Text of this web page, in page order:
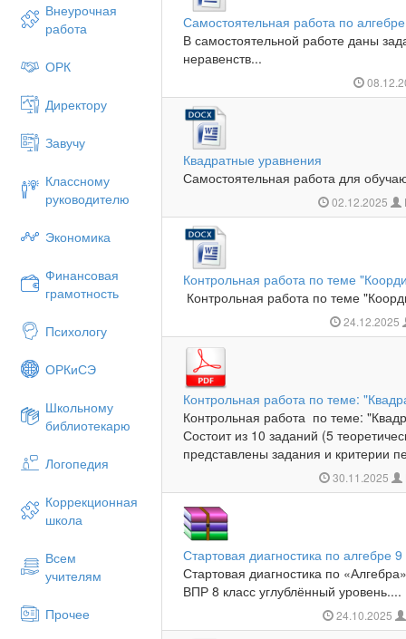
Внеурочная
работа
ОРК
Директору
Завучу
Классному
руководителю
Экономика
Финансовая
грамотность
Психологу
ОРКиСЭ
Школьному
библиотекарю
Логопедия
Коррекционная
школа
Всем
учителям
Прочее
Самостоятельная работа по
В самостоятельной работе даны
неравенств...
Квадратные уравнения
Самостоятельная работа для
02.12.2025
Контрольная работа по теме
Контрольная работа по теме
24.12.2025
Контрольная работа по теме:
Контрольная работа по теме:
Состоит из 10 заданий (5
представлены задания и критерии
30.11.2025
Стартовая диагностика по алгебре 9
Стартовая диагностика по
ВПР 8 класс углублённый уровень....
24.10.2025